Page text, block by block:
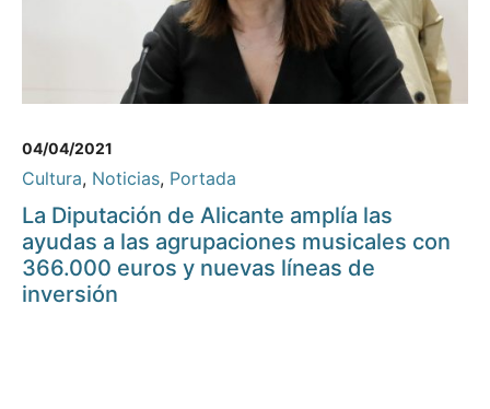
04/04/2021
Cultura, Noticias, Portada
La Diputación de Alicante amplía las
ayudas a las agrupaciones musicales con
366.000 euros y nuevas líneas de
inversión